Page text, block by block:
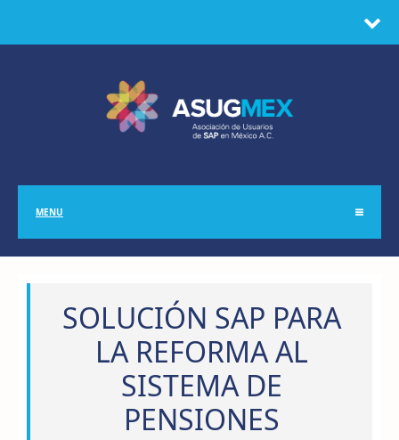
MENU
SOLUCIÓN SAP PARA
LA REFORMA AL
SISTEMA DE
PENSIONES